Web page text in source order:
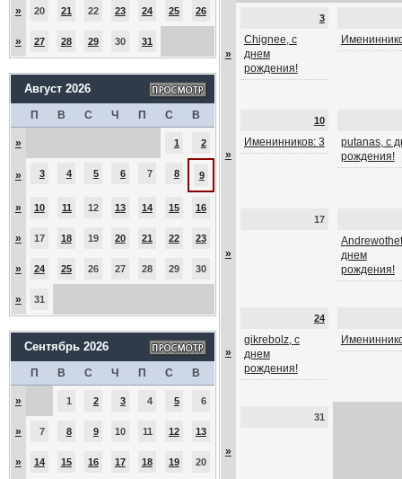
» 20 21 22 23 24 25 26
» 27 28 29 30 31
Август 2026
П В С Ч П С В
» 1 2
» 3 4 5 6 7 8 9
» 10 11 12 13 14 15 16
» 17 18 19 20 21 22 23
» 24 25 26 27 28 29 30
» 31
Сентябрь 2026
П В С Ч П С В
» 1 2 3 4 5 6
» 7 8 9 10 11 12 13
» 14 15 16 17 18 19 20
»
3
Chignee, с
днем
рождения!
»
10
Именинников: 3
putanas, с
рождения!
»
17
днем
рождения!
»
24
gikrebolz, с
днем
рождения!
»
31